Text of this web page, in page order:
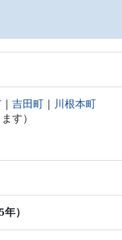
｜吉田町 ｜ 川根本町
す）
年）